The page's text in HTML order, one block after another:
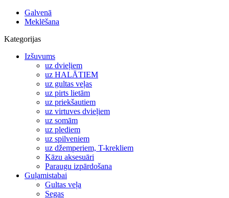
Galvenā
Meklēšana
Kategorijas
Izšuvums
uz dvieļiem
uz HALĀTIEM
uz gultas veļas
uz pirts lietām
uz priekšautiem
uz virtuves dvieļiem
uz somām
uz plediem
uz spilveniem
uz džemperiem, T-krekliem
Kāzu aksesuāri
Paraugu izpārdošana
Guļamistabai
Gultas veļa
Segas